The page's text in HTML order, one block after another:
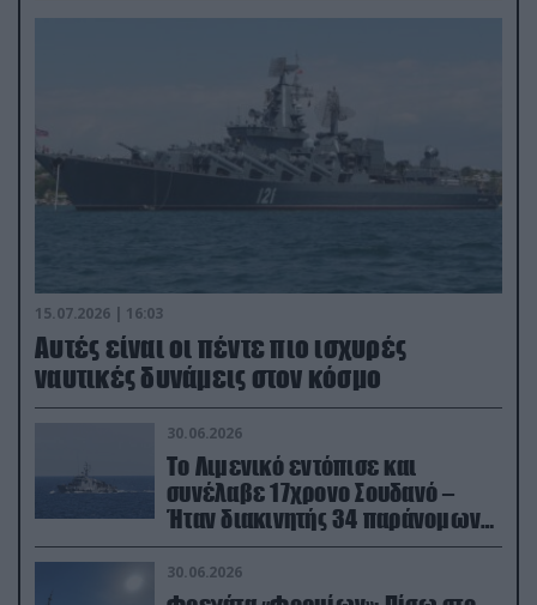
15.07.2026 | 16:03
Aυτές είναι οι πέντε πιο ισχυρές
ναυτικές δυνάμεις στον κόσμο
30.06.2026
Το Λιμενικό εντόπισε και
συνέλαβε 17χρονο Σουδανό –
Ήταν διακινητής 34 παράνομων
μεταναστών
30.06.2026